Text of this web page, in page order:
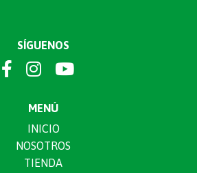
SÍGUENOS
MENÚ
INICIO
NOSOTROS
TIENDA